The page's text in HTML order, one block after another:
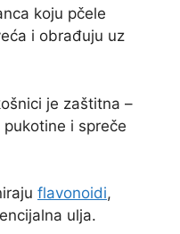
koju pčele
i obrađuju uz
je zaštitna –
i spreče
flavonoidi,
ulja.